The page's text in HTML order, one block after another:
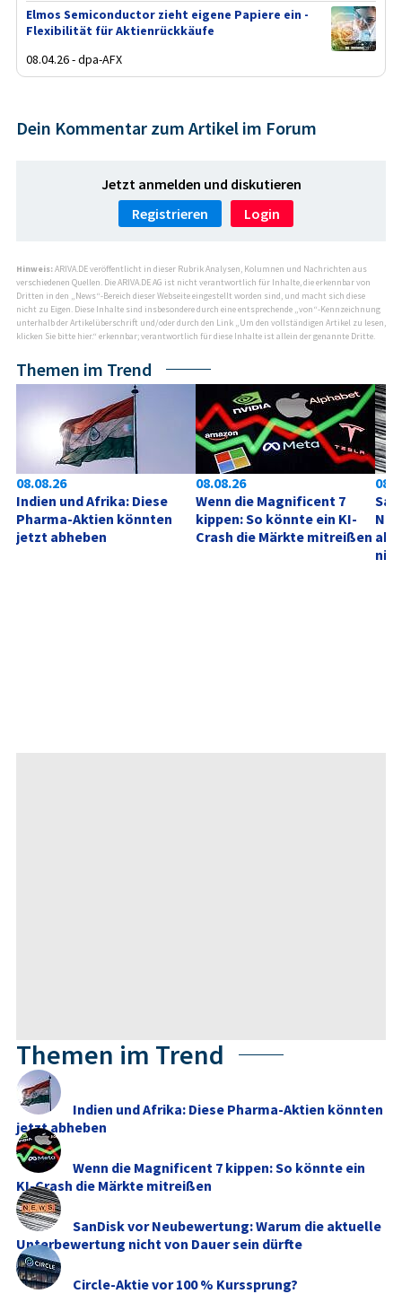
Elmos Semiconductor zieht eigene Papiere ein -
Flexibilität für Aktienrückkäufe
08.04.26 - dpa-AFX
Dein Kommentar zum Artikel im Forum
Jetzt anmelden und diskutieren
Registrieren
Login
Hinweis:ARIVA.DE veröffentlicht in dieser Rubrik Analysen, Kolumnen und Nachrichten aus
verschiedenen Quellen. Die ARIVA.DE AG ist nicht verantwortlich für Inhalte, die erkennbar von
Dritten in den „News“-Bereich dieser Webseite eingestellt worden sind, und macht sich diese
nicht zu Eigen. Diese Inhalte sind insbesondere durch eine entsprechende „von“-Kennzeichnung
unterhalb der Artikelüberschrift und/oder durch den Link „Um den vollständigen Artikel zu lesen,
klicken Sie bitte hier.“ erkennbar; verantwortlich für diese Inhalte ist allein der genannte Dritte.
Themen im Trend
08.08.26
Indien und Afrika: Diese
Pharma-Aktien könnten
jetzt abheben
08.08.26
Wenn die Magnificent 7
kippen: So könnte ein KI-
Crash die Märkte mitreißen
Themen im Trend
Indien und Afrika: Diese Pharma-Aktien könnten
jetzt abheben
Wenn die Magnificent 7 kippen: So könnte ein
KI-Crash die Märkte mitreißen
SanDisk vor Neubewertung: Warum die aktuelle
Unterbewertung nicht von Dauer sein dürfte
Circle-Aktie vor 100 % Kurssprung?